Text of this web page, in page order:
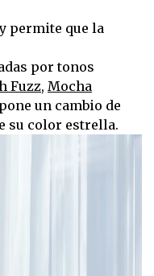
permite que la
por tonos
Fuzz, Mocha
un cambio de
su color estrella.